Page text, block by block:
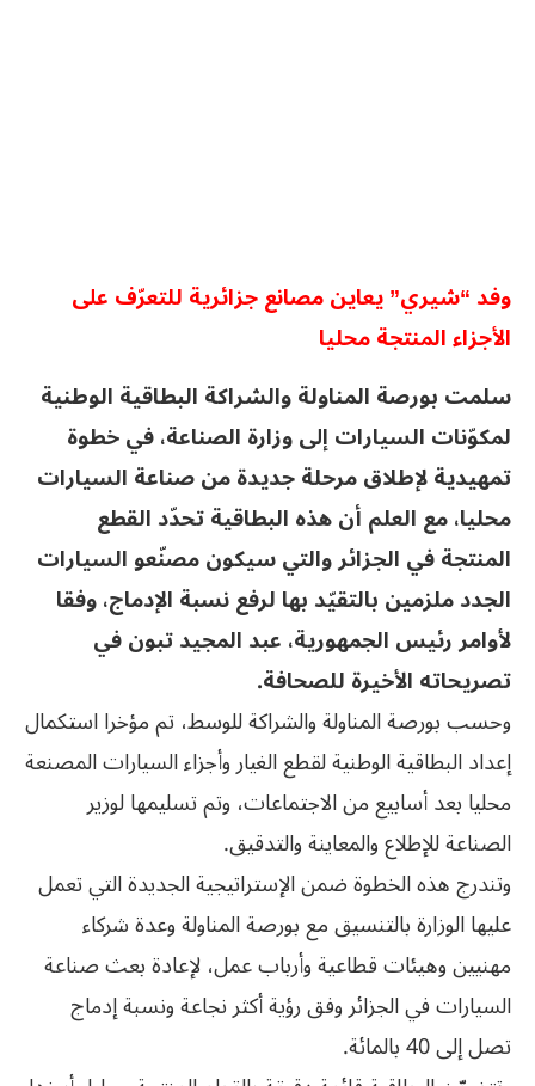
وفد “شيري” يعاين مصانع جزائرية للتعرّف على
الأجزاء المنتجة محليا
سلمت بورصة المناولة والشراكة البطاقية الوطنية
لمكوّنات السيارات إلى وزارة الصناعة، في خطوة
تمهيدية لإطلاق مرحلة جديدة من صناعة السيارات
محليا، مع العلم أن هذه البطاقية تحدّد القطع
المنتجة في الجزائر والتي سيكون مصنّعو السيارات
الجدد ملزمين بالتقيّد بها لرفع نسبة الإدماج، وفقا
لأوامر رئيس الجمهورية، عبد المجيد تبون في
تصريحاته الأخيرة للصحافة.
وحسب بورصة المناولة والشراكة للوسط، تم مؤخرا استكمال
إعداد البطاقية الوطنية لقطع الغيار وأجزاء السيارات المصنعة
محليا بعد أسابيع من الاجتماعات، وتم تسليمها لوزير
الصناعة للإطلاع والمعاينة والتدقيق.
وتندرج هذه الخطوة ضمن الإستراتيجية الجديدة التي تعمل
عليها الوزارة بالتنسيق مع بورصة المناولة وعدة شركاء
مهنيين وهيئات قطاعية وأرباب عمل، لإعادة بعث صناعة
السيارات في الجزائر وفق رؤية أكثر نجاعة ونسبة إدماج
تصل إلى 40 بالمائة.